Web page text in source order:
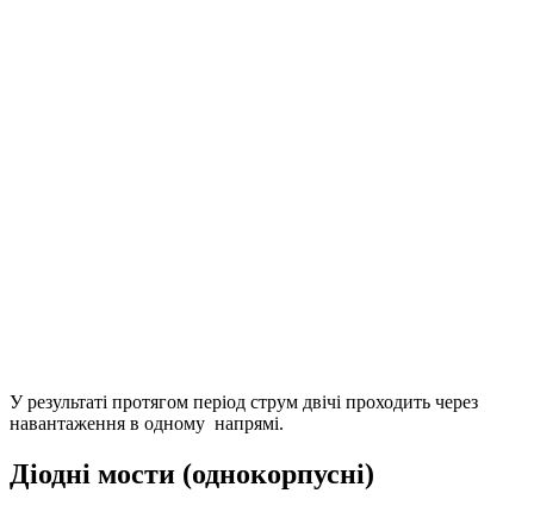
У результаті протягом період струм двічі проходить через
навантаження в одному напрямі.
Діодні мости (однокорпусні)